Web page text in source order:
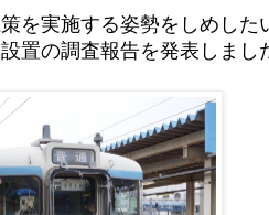
を実施する姿勢をしめした
置の調査報告を発表しまし